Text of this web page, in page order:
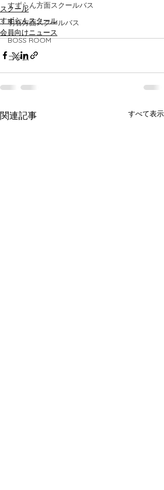
すずらん方面スクールバス
明石方面スクールバス
BOSS ROOM
コラム
スクール
すずらんスクール
会員向けニュース
関連記事 すべて表示